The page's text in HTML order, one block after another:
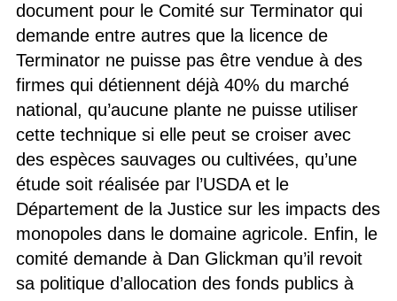
document pour le Comité sur Terminator qui
demande entre autres que la licence de
Terminator ne puisse pas être vendue à des
firmes qui détiennent déjà 40% du marché
national, qu’aucune plante ne puisse utiliser
cette technique si elle peut se croiser avec
des espèces sauvages ou cultivées, qu’une
étude soit réalisée par l’USDA et le
Département de la Justice sur les impacts des
monopoles dans le domaine agricole. Enfin, le
comité demande à Dan Glickman qu’il revoit
sa politique d’allocation des fonds publics à